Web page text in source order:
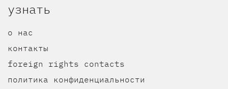
узнать
о нас
контакты
foreign rights contacts
политика конфиденциальности